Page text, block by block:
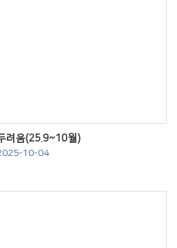
려움(25.9~10월)
10-04